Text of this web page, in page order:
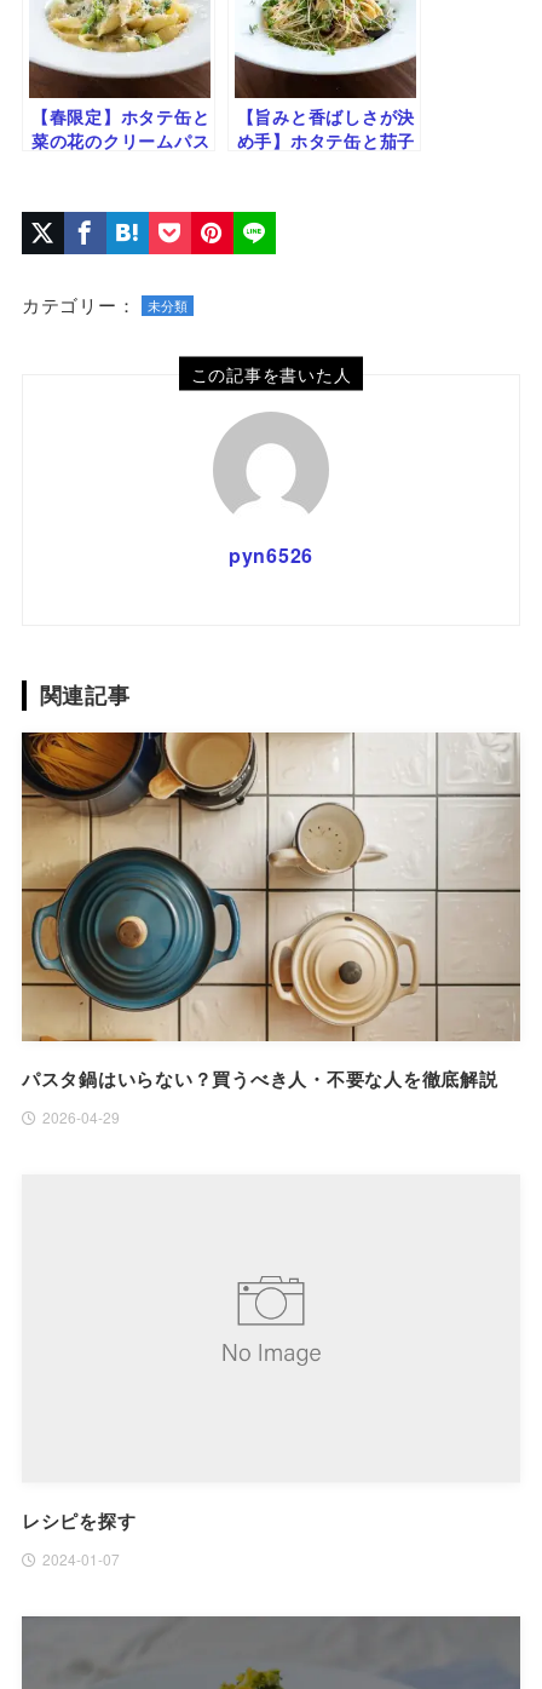
【春限定】ホタテ缶と
菜の花のクリームパス
【旨みと香ばしさが決
め手】ホタテ缶と茄子
カテゴリー： 未分類
この記事を書いた人
pyn6526
関連記事
パスタ鍋はいらない？買うべき人・不要な人を徹底解説
2026-04-29
レシピを探す
2024-01-07